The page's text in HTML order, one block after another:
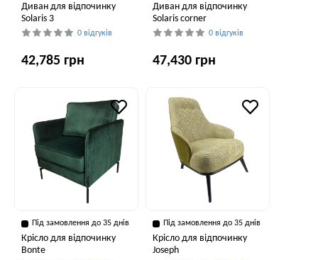
Диван для відпочинку
Solaris 3
0 відгуків
42,785 грн
Диван для відпочинку
Solaris corner
0 відгуків
47,430 грн
Під замовлення до 35 днів
Крісло для відпочинку
Bonte
Під замовлення до 35 днів
Крісло для відпочинку
Joseph